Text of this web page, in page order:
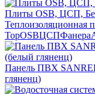
Плиты OSB, ЦСП,
Теплоизоляционная
TopOSBЦСПФанера
Панель ПВХ
гляненц)